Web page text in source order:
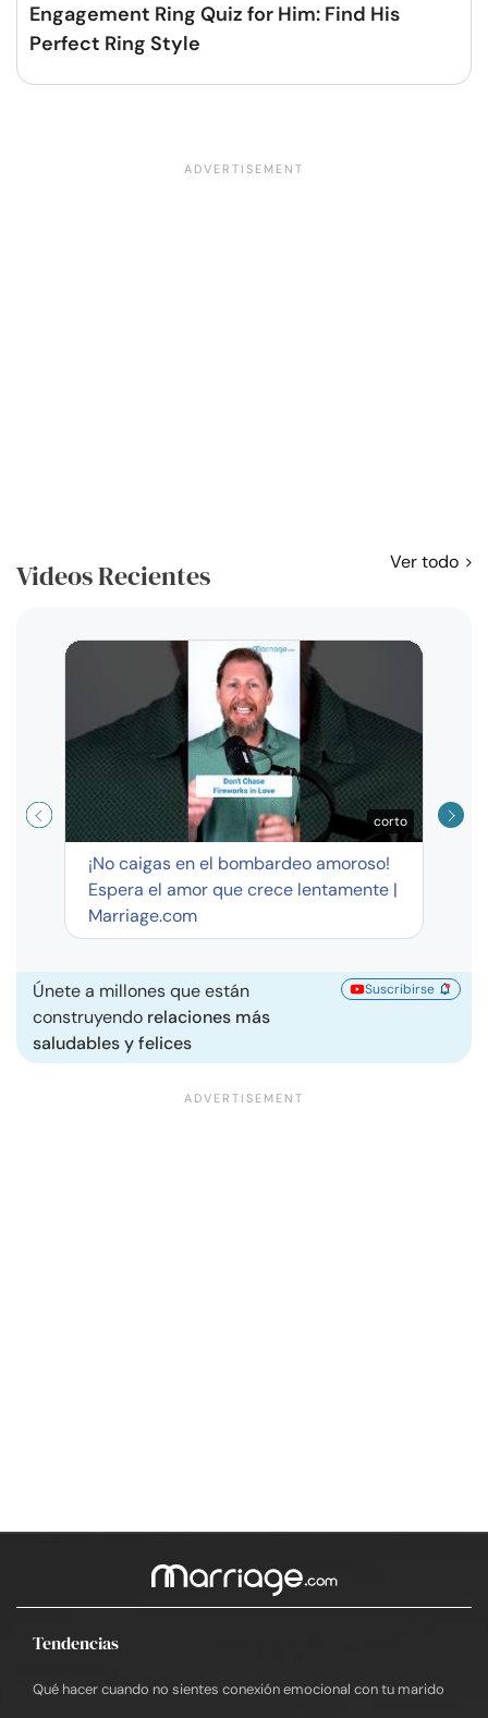
Engagement Ring Quiz for Him: Find His
Perfect Ring Style
Videos Recientes Ver todo
corto
¡No caigas en el bombardeo amoroso!
Espera el amor que crece lentamente |
Marriage.com
Únete a millones que están
construyendo relaciones más
saludables y felices
Suscribirse
Tendencias
Qué hacer cuando no sientes conexión emocional con tu marido